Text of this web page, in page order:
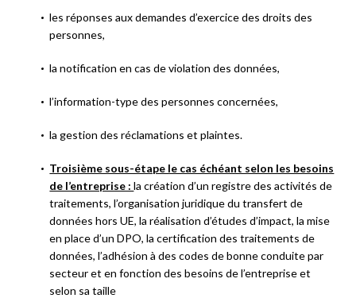
les réponses aux demandes d’exercice des droits des
personnes,
la notification en cas de violation des données,
l’information-type des personnes concernées,
la gestion des réclamations et plaintes.
Troisième sous-étape le cas échéant selon les besoins
de l’entreprise :la création d’un registre des activités de
traitements, l’organisation juridique du transfert de
données hors UE, la réalisation d’études d’impact, la mise
en place d’un DPO, la certification des traitements de
données, l’adhésion à des codes de bonne conduite par
secteur et en fonction des besoins de l’entreprise et
selon sa taille